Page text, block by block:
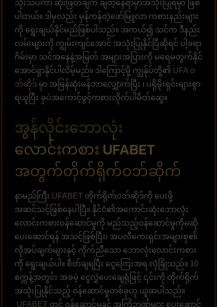
သုံးသပ်ကာ ဆုံးဖြတ်ချက် ချတဲ့နေရာမှာအသုံးပြုရမှာ ဖြစ်
ပါတယ်။ ဒါမှလည်း မှန်ကန်တဲ့ဖော်မြူလာ ကစားနည်းများ
ကို ရွေးချယ်နိုင်မည်ဖြစ်ပါသည်။ အကယ်၍ သင်က ဒီနည်း
လမ်းများကို ကျွမ်းကျင်အောင် အသုံးပြုနိုင်ပြီဆိုရင် ပါ့ခရာ
ဂိမ်းမှာ သင်အနေနဲ့အမြတ် အများအပြားကို မရေမတွက်နိုင်
အောင်ရှာနိုင်ပါလိမ့်မည်။ ဒါကြောင့်မို့ ကျွန်ုပ်တို့၏ UFA ဝ
ဘ်ဆိုဒ် မှာ အမြန်ဆုံးမန်ဘာလျှောက်ပြီး ၊ ပရိုမိုးရှင်းများစွာ
ရယူပြီး ခုပဲအကောင့်ဖွင့်ကစားလိုက်ပါမိတ်ဆွေ။
အွန်လိုင်းဘောလုံး
လောင်းကစား UFABET
အတွက်တိုက်ရိုက်ဝဘ်ဆိုက်
နာမည်ကြီး UFABET တိုက်ရိုက်ဝဘ်ဆိုဒ်ကို ပေးဖို့
အဆင်သင့်ဖြစ်နေပါပြီ။ နိုင်ငံ၏အကောင်းဆုံးဘောလုံး
လောင်းကစားဝန်ဆောင်မှုကို မည်သည့်ဝန်ဆောင်မှုကိုမဆို
ပေးဆောင်ရန် အသင့်ဖြစ်ပြီး၊ အပလီကေးရှင်းအများစု၏
လိုအပ်ချက်များနှင့် ကိုက်ညီသော ဘောလုံးလောင်းကစား
ကို ရွေးချယ်ပါ။ စီတ်ချရပြီး ငွေကြေးအရ လုံခြုံသည်။ 10
စက္ကန့်အတွင်း အခမဲ့ ငွေလွှဲပေးချေရုံဖြင့် ၎င်းကို တိုက်ရိုက်
အသုံးပြုနိုင်သည့် ဝန်ဆောင်မှုတစ်ခုဟု ယူဆပါသည်။
UFABET တွင် ဝန်ဆောင်မှုနှင့် အကြံဉာဏ်များ ပေးဆောင်